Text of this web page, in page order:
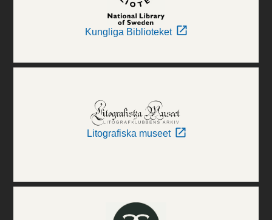
Kungliga Biblioteket
Litografiska museet